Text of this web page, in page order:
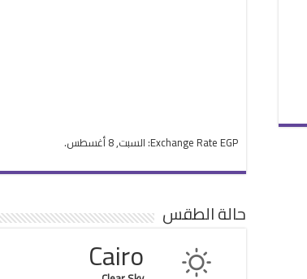
Exchange Rate EGP : السبت, 8 أغسطس.
حالة الطقس
Cairo